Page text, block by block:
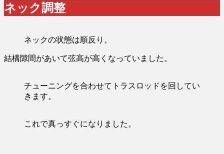
ネック調整
ネックの状態は順反り。
結構隙間があいて弦高が高くなっていました。
チューニングを合わせてトラスロッドを回してい
きます。
これで真っすぐになりました。